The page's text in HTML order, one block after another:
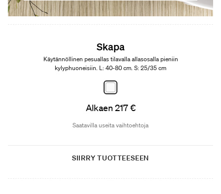
Skapa
Käytännöllinen pesuallas tilavalla allasosalla pieniin
kylyphuoneisiin. L: 40-80 cm. S: 25/35 cm
Alkaen 217 €
Saatavilla useita vaihtoehtoja
SIIRRY TUOTTEESEEN